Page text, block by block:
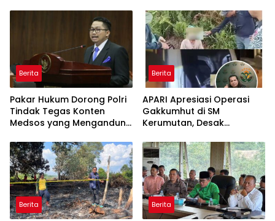
Rekrutmen Polri
Nasional
Berita
Pakar Hukum Dorong Polri
Tindak Tegas Konten
Medsos yang Mengandung
Berita
APARI Apresiasi Operasi
Gakkumhut di SM
Kerumutan, Desak
Jaringan Pembalak Liar
Berita Berita